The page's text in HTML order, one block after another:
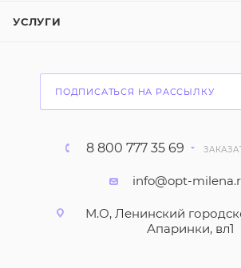
УСЛУГИ
ПОДПИСАТЬСЯ НА РАССЫЛКУ
8 800 777 35 69
info@opt-
М.О, Ленинский
Апаринки, вл1